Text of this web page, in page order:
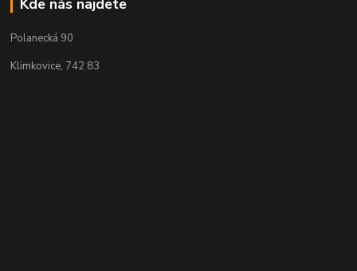
Polanecká 90
Klimkovice, 742 83